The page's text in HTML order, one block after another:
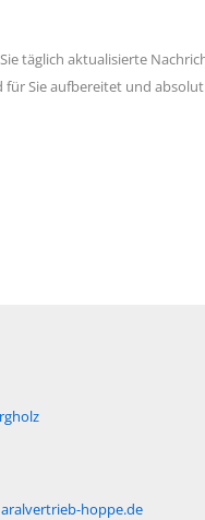
täglich aktualisierte
Sie aufbereitet und absolut
hoppe.de